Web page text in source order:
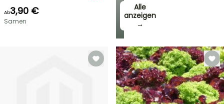
Alle
anzeigen
→
Ab3,90 €
Samen